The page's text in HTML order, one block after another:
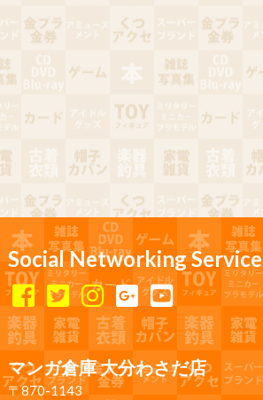
Social Networking Service
マンガ倉庫 大分わさだ店
〒870-1143